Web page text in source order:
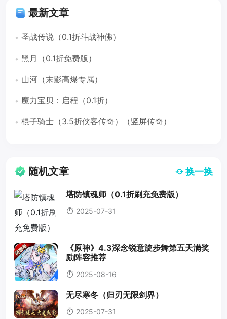
最新文章
圣战传说（0.1折斗战神佛）
黑月（0.1折免费版）
山河（末影高爆专属）
魔力宝贝：启程（0.1折）
棍子骑士（3.5折侠客传奇）（竖屏传奇）
随机文章 换一换
塔防镇魂师（0.1折刷充免费版）
2025-07-31
《原神》4.3深念锐意旋步舞第五天满奖
励阵容推荐
2025-08-16
无尽寒冬（归刃无限剑界）
2025-07-31